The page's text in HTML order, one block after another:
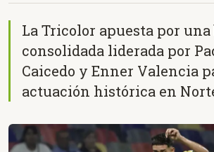
La Tricolor apuesta por una
consolidada liderada por
Caicedo y Enner Valencia
actuación histórica en